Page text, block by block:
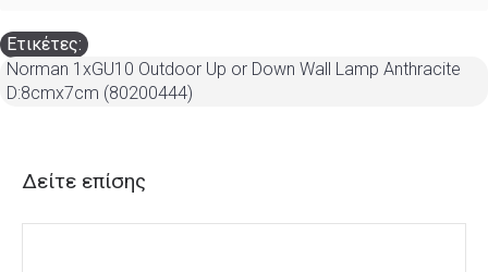
Ετικέτες:
Norman 1xGU10 Outdoor Up or Down Wall Lamp Anthracite
D:8cmx7cm (80200444)
Δείτε επίσης